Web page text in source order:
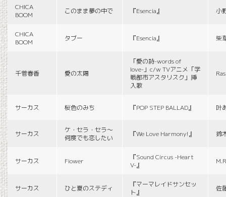
CHICA
BOOM
このまま夢の中で 『Esencia』 小
CHICA
BOOM
タブー 『Esencia』 柴
千菅春香 愛の太陽
「愛の詩-words of
love-」c/w TVアニメ「学
戦都市アスタリスク」挿
入歌
サーカス 桜色のみち 『POP STEP BALLAD』 叶
サーカス
ケ・セラ・セラ〜
何度でも恋したい
『We Love Harmony!』 鈴
サーカス Fiower
『Sound Circus -Heart
V-』
サーカス ひと夏のステディ
『マーマレイドサンセッ
ト』
佐